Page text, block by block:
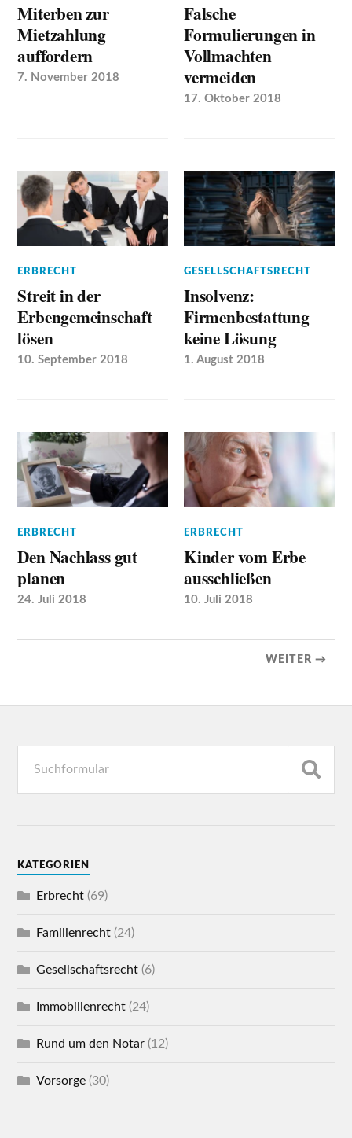
Miterben zur
Mietzahlung
auffordern
7. November 2018
Falsche
Formulierungen in
Vollmachten
vermeiden
17. Oktober 2018
ERBRECHT
Streit in der
Erbengemeinschaft
lösen
10. September 2018
GESELLSCHAFTSRECHT
Insolvenz:
Firmenbestattung
keine Lösung
1. August 2018
ERBRECHT
Den Nachlass gut
planen
24. Juli 2018
ERBRECHT
Kinder vom Erbe
ausschließen
10. Juli 2018
WEITER →
KATEGORIEN
Erbrecht (69)
Familienrecht (24)
Gesellschaftsrecht (6)
Immobilienrecht (24)
Rund um den Notar (12)
Vorsorge (30)